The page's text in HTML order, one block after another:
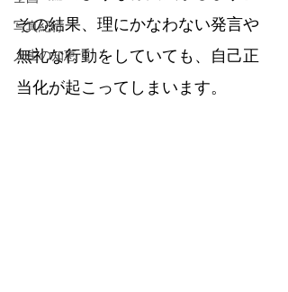
写真紀行
人生の知恵
その結果、理にかなわない発言や
無礼な行動をしていても、自己正
当化が起こってしまいます。